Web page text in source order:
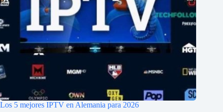
Los 5 mejores IPTV en Alemania para 2026